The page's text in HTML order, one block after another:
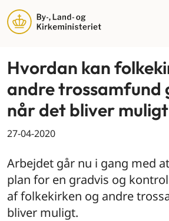
Hvordan kan
andre trossamfund
når det bliver
27-04-2020
Arbejdet går nu i gang med
plan for en gradvis og
af folkekirken og andre
bliver muligt.